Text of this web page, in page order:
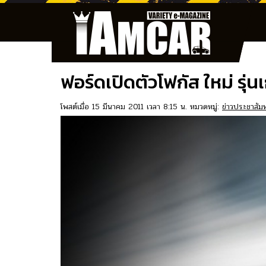
ฟอร์ดเปิดตัวโฟกัส ใหม่ รุ่
โพสต์เมื่อ 15 มีนาคม 2011 เวลา 8:15 น. หมวดหมู่: ข่าวประชาสั